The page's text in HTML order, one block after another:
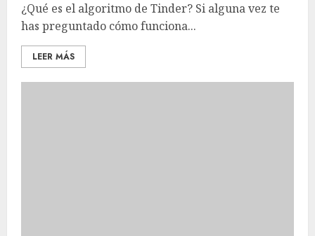
¿Qué es el algoritmo de Tinder? Si alguna vez te
has preguntado cómo funciona...
LEER MÁS